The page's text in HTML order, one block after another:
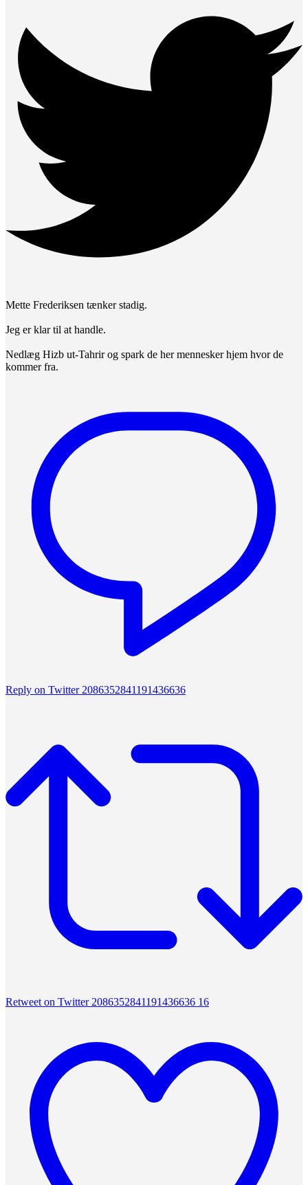
Mette Frederiksen tænker stadig.
Jeg er klar til at handle.
Nedlæg Hizb ut-Tahrir og spark de her mennesker hjem hvor de
kommer fra.
Reply on Twitter 2086352841191436636
Retweet on Twitter 2086352841191436636 16